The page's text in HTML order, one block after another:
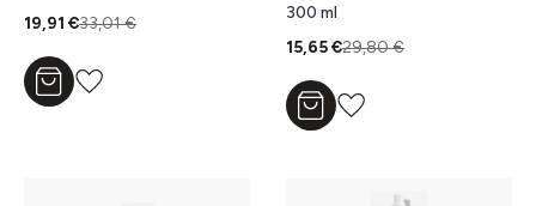
19,91 €33,01 €
Aggiungi al carrello
300 ml
15,65 €29,80 €
Aggiungi al carrello